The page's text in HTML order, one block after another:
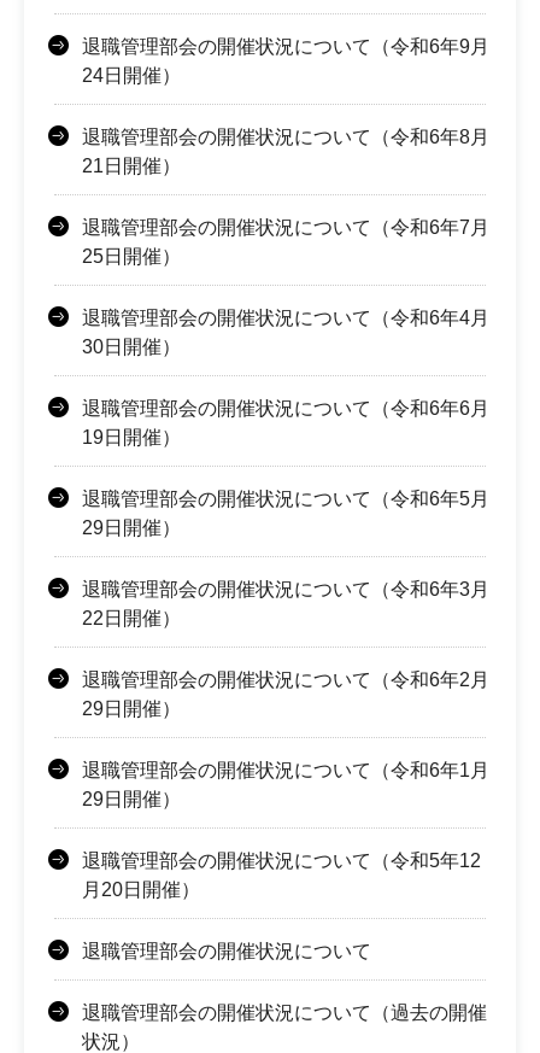
退職管理部会の開催状況について（令和6年9月
24日開催）
退職管理部会の開催状況について（令和6年8月
21日開催）
退職管理部会の開催状況について（令和6年7月
25日開催）
退職管理部会の開催状況について（令和6年4月
30日開催）
退職管理部会の開催状況について（令和6年6月
19日開催）
退職管理部会の開催状況について（令和6年5月
29日開催）
退職管理部会の開催状況について（令和6年3月
22日開催）
退職管理部会の開催状況について（令和6年2月
29日開催）
退職管理部会の開催状況について（令和6年1月
29日開催）
退職管理部会の開催状況について（令和5年12
月20日開催）
退職管理部会の開催状況について
退職管理部会の開催状況について（過去の開催
状況）